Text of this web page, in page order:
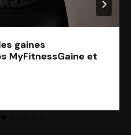
gaines
MyFitnessGaine et